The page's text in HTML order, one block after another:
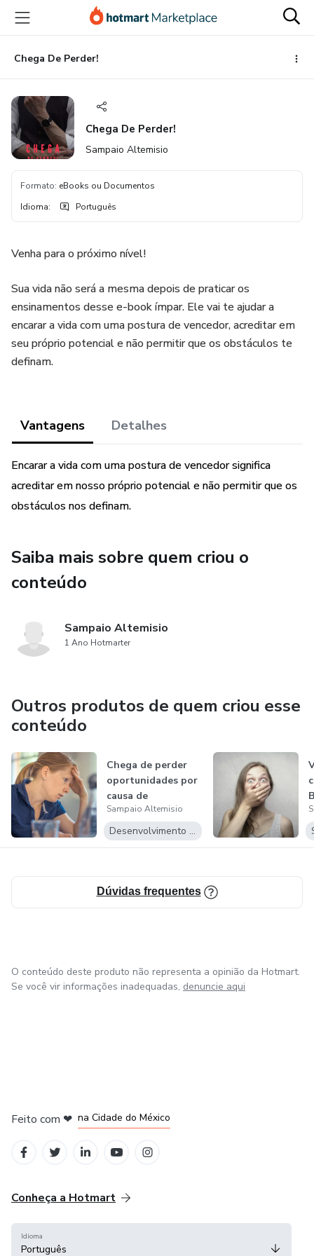
para
conteúdo
principal
para
pagamento
para
rodapéChega De Perder!
Chega De Perder!
Sampaio Altemisio
Formato: eBooks ou Documentos
Idioma: Português
Venha para o próximo nível!
Sua vida não será a mesma depois de praticar os
ensinamentos desse e-book ímpar. Ele vai te ajudar a
encarar a vida com uma postura de vencedor, acreditar em
seu próprio potencial e não permitir que os obstáculos te
definam.
Vantagens Detalhes
Encarar a vida com uma postura de vencedor significa
acreditar em nosso próprio potencial e não permitir que os
obstáculos nos definam.
Saiba mais sobre quem criou o
conteúdo
Sampaio Altemisio
1 Ano Hotmarter
Outros produtos de quem criou esse
conteúdo
Chega de perder
oportunidades por
causa de
distrações!
Sampaio Altemisio
Desenvolvimento Pessoal
Dúvidas frequentes
O conteúdo deste produto não representa a opinião da Hotmart.
Se você vir informações inadequadas, denuncie aqui
Feito com ❤ na Cidade do México
Conheça a Hotmart
Idioma
Português